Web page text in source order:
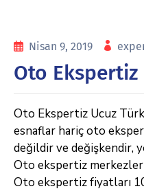
Nisan 9, 2019
Oto Ekspertiz
Oto Ekspertiz Ucuz
esnaflar hariç oto
değildir ve değişkendir,
Oto ekspertiz
Oto ekspertiz fiyatları